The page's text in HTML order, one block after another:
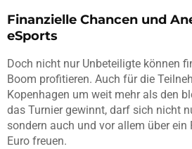
Finanzielle Chancen und
eSports
Doch nicht nur Unbeteiligte können
Boom profitieren. Auch für die
Kopenhagen um weit mehr als den
das Turnier gewinnt, darf sich nicht
sondern auch und vor allem über ein
Euro freuen.